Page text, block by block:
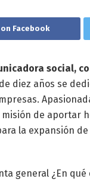
Facebook
social,
diez años se
de aportar
la expansión
general ¿En qué